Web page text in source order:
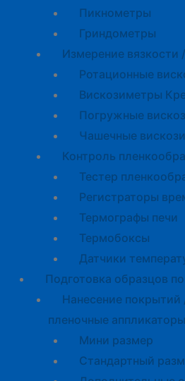
Пикнометры
Гриндометры
Измерение вязкости
Ротационные
Вискозиметры
Погружные
Чашечные
Контроль
Тестер
Регистраторы
Термографы печи
Термобоксы
Датчики
Подготовка образцов
Нанесение
пленочные аппликаторы
Мини размер
Стандартный